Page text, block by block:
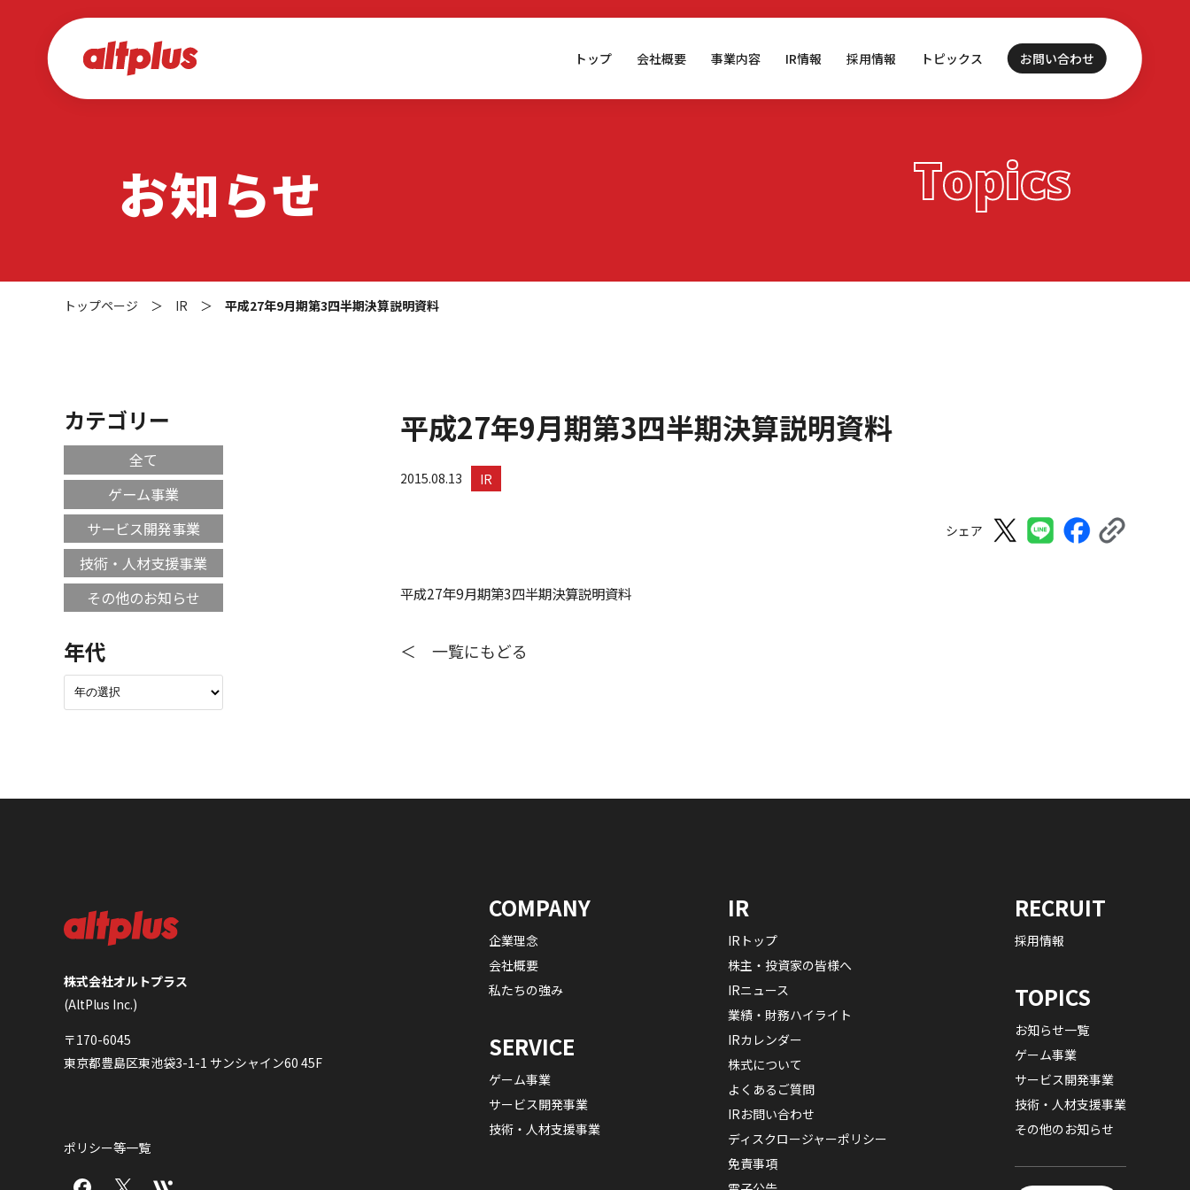
トップ 会社概要 事業内容 IR情報 採用情報 トピックス お問い合わせ
お知らせ Topics
トップページ ＞ IR ＞ 平成27年9月期第3四半期決算説明資料
平成27年9月期第3四半期決算説明資料
2015.08.13 IR
シェア
平成27年9月期第3四半期決算説明資料
＜ 一覧にもどる
カテゴリー
全て
ゲーム事業
サービス開発事業
技術・人材支援事業
その他のお知らせ
年代
株式会社オルトプラス
(AltPlus Inc.)
〒170-6045
東京都豊島区東池袋3-1-1 サンシャイン60 45F
ポリシー等一覧
COMPANY
企業理念
会社概要
私たちの強み
SERVICE
ゲーム事業
サービス開発事業
技術・人材支援事業
IR
IRトップ
株主・投資家の皆様へ
IRニュース
業績・財務ハイライト
IRカレンダー
株式について
よくあるご質問
IRお問い合わせ
ディスクロージャーポリシー
免責事項
RECRUIT
採用情報
TOPICS
お知らせ一覧
ゲーム事業
サービス開発事業
技術・人材支援事業
その他のお知らせ